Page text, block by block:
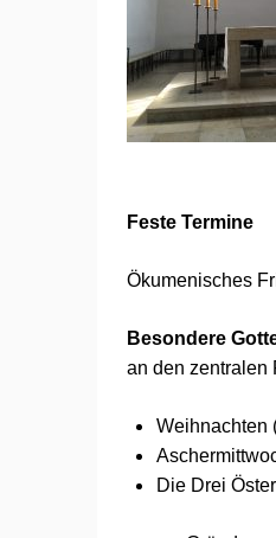
Feste Termine
Ökumenisches
Besondere
an den zentralen
Weihnachten
Die Drei